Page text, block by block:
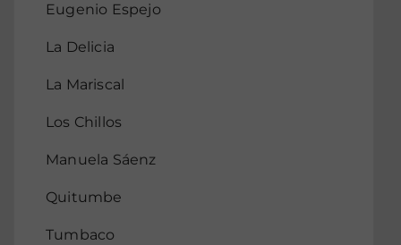
Eugenio Espejo
La Delicia
La Mariscal
Los Chillos
Manuela Sáenz
Quitumbe
Tumbaco